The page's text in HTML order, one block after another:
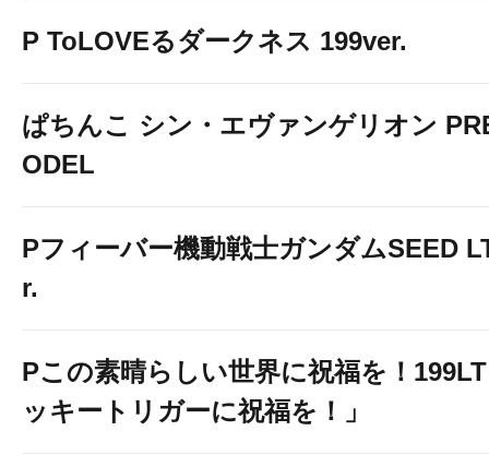
P ToLOVEるダークネス 199ver.
ぱちんこ シン・エヴァンゲリオン
ODEL
Pフィーバー機動戦士ガンダムSEED
r.
Pこの素晴らしい世界に祝福を！
ッキートリガーに祝福を！」